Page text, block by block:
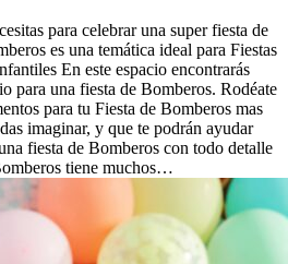
para celebrar una super fiesta de
es una temática ideal para Fiestas
En este espacio encontrarás
para una fiesta de Bomberos. Rodéate
para tu Fiesta de Bomberos mas
imaginar, y que te podrán ayudar
fiesta de Bomberos con todo detalle
tiene muchos…